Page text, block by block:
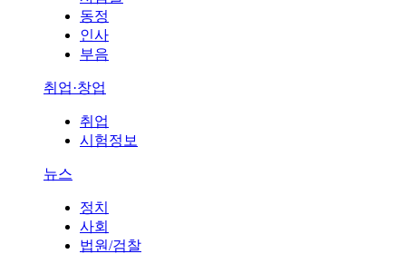
동정
인사
부음
취업·창업
취업
시험정보
뉴스
정치
사회
법원/검찰